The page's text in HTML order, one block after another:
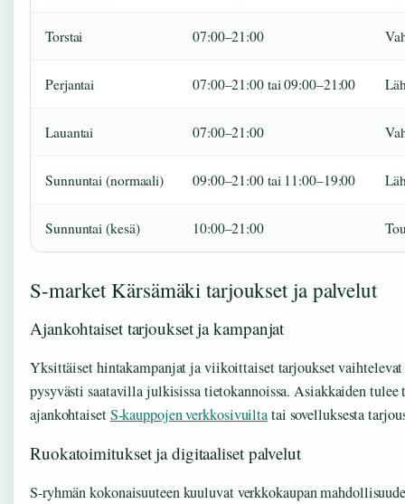
Torstai 07:00–21:00
Perjantai 07:00–21:00 tai 09:00–21:00
Lauantai 07:00–21:00
Sunnuntai (normaali) 09:00–21:00 tai 11:00–19:00
Sunnuntai (kesä) 10:00–21:00
S-market Kärsämäki tarjoukset ja palvelut
Ajankohtaiset tarjoukset ja kampanjat
Yksittäiset hintakampanjat ja viikoittaiset tarjoukset
pysyvästi saatavilla julkisissa tietokannoissa. Asiakkaiden tulee
ajankohtaisetS-kauppojen verkkosivuiltatai sovelluksesta
Ruokatoimitukset ja digitaaliset palvelut
S-ryhmän kokonaisuuteen kuuluvat verkkokaupan